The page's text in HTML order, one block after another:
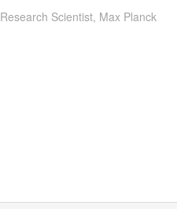
Research Scientist, Max Planck